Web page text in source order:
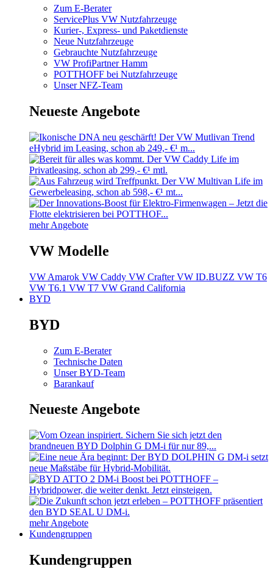
Zum E-Berater
ServicePlus VW Nutzfahrzeuge
Kurier-, Express- und Paketdienste
Neue Nutzfahrzeuge
Gebrauchte Nutzfahrzeuge
VW ProfiPartner Hamm
POTTHOFF bei Nutzfahrzeuge
Unser NFZ-Team
Neueste Angebote
mehr Angebote
VW Modelle
VW Amarok VW Caddy VW CrafterVW ID.BUZZ VW T6
VW T6.1 VW T7 VW Grand California
BYD
BYD
Zum E-Berater
Technische Daten
Unser BYD-Team
Barankauf
Neueste Angebote
mehr Angebote
Kundengruppen
Kundengruppen